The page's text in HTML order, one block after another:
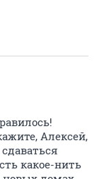
Алексей,
какое-нить